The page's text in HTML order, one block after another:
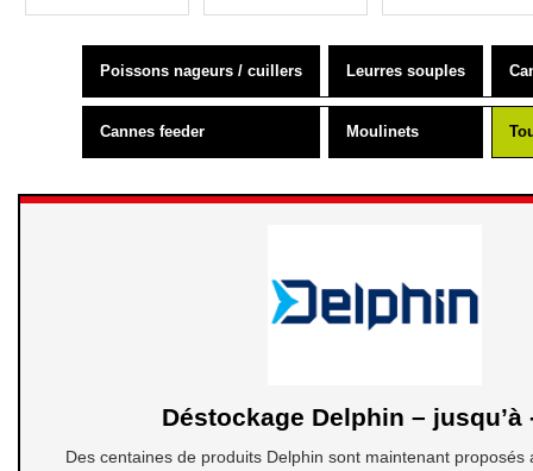
Poissons nageurs / cuillers Leurres souples
Cannes feeder Moulinets
Déstockage Delphin – jusqu’à
Des centaines de produits Delphin sont maintenant proposés